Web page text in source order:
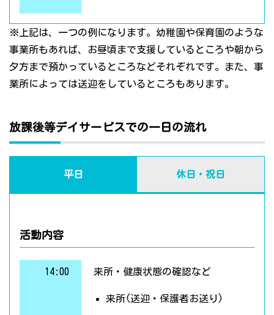
※上記は、一つの例になります。幼稚園や保育園のような
事業所もあれば、お昼頃まで支援しているところや朝から
夕方まで預かっているところなどそれぞれです。また、事
業所によっては送迎をしているところもあります。
放課後等デイサービスでの一日の流れ
平日 休日・祝日
活動内容
14:00 来所・健康状態の確認など
来所(送迎・保護者お送り)